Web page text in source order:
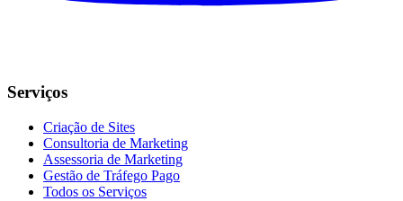
Serviços
Criação de Sites
Consultoria de Marketing
Assessoria de Marketing
Gestão de Tráfego Pago
Todos os Serviços